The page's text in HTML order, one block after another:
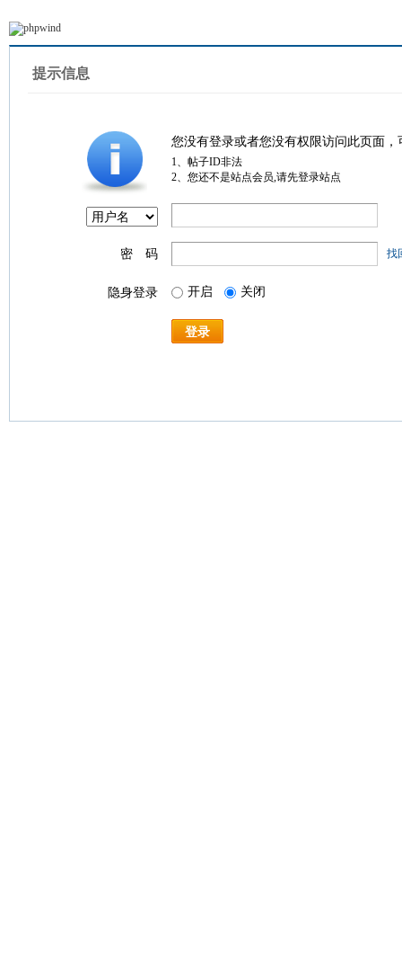
提示信息
您没有登录或者您没有权限访问此页面
1、帖子ID非法
2、您还不是站点会员,请先登录站点
密 码 找
隐身登录 开启 关闭
登录